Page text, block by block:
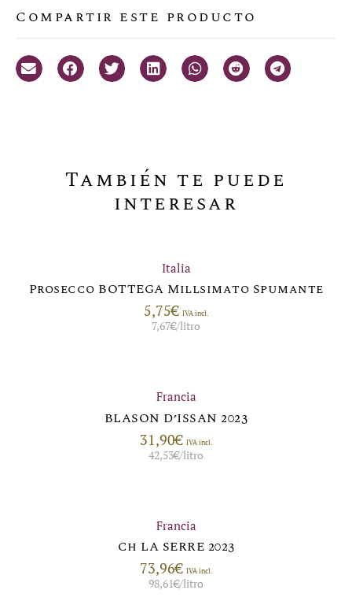
Compartir este producto
También te puede
interesar
Italia
Prosecco BOTTEGA Millsimato Spumante
5,75€ IVA incl.
7,67€/litro
Francia
BLASON D’ISSAN 2023
31,90€ IVA incl.
42,53€/litro
Francia
Ch LA SERRE 2023
73,96€ IVA incl.
98,61€/litro